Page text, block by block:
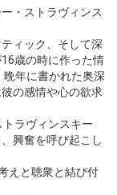
・ストラヴィンス
ィック、そして深
歳の時に作った情
年に書かれた奥深
の感情や心の欲求
ラヴィンスキー
興奮を呼び起こし
えと聴衆と結び付